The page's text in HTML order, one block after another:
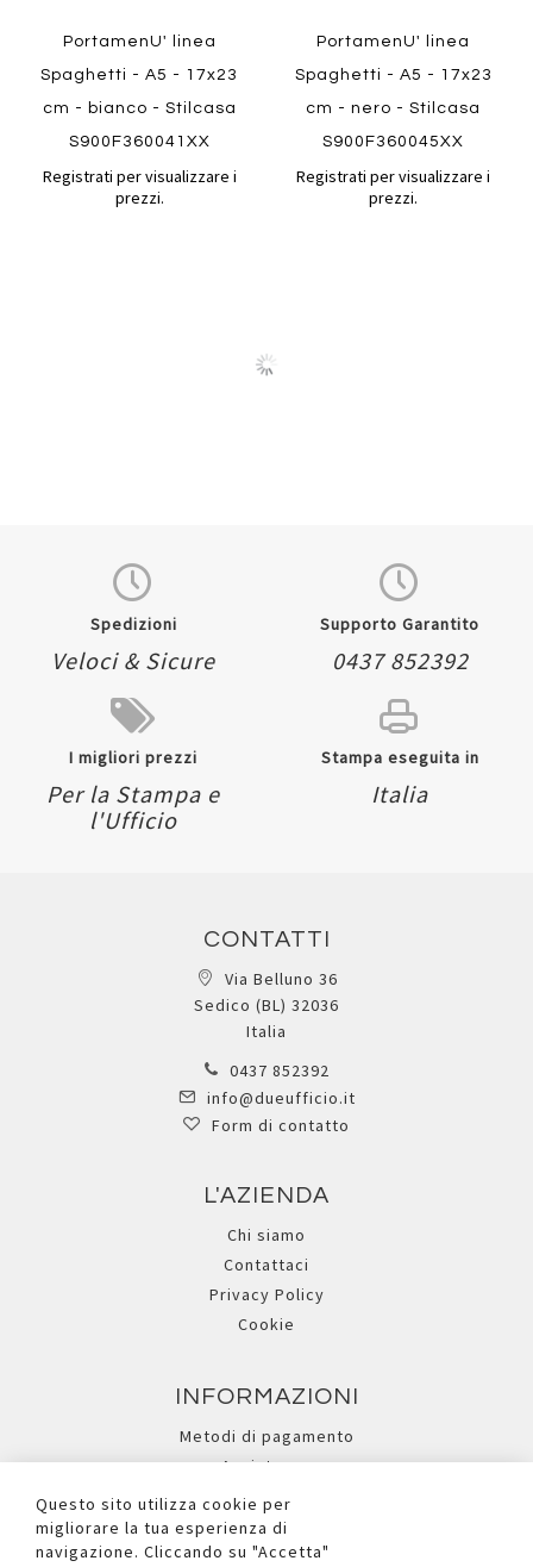
PortamenU' linea
Spaghetti - A5 - 17x23
cm - bianco - Stilcasa
S900F360041XX
Registrati per visualizzare i
prezzi.
PortamenU' linea
Spaghetti - A5 - 17x23
cm - nero - Stilcasa
S900F360045XX
Registrati per visualizzare i
prezzi.
Spedizioni
Veloci & Sicure
Supporto Garantito
0437 852392
I migliori prezzi
Per la Stampa e
l'Ufficio
Stampa eseguita in
Italia
CONTATTI
Via Belluno 36
Sedico (BL) 32036
Italia
0437 852392
info@dueufficio.it
Form di contatto
L'AZIENDA
Chi siamo
Contattaci
Privacy Policy
Cookie
INFORMAZIONI
Metodi di pagamento
Assistenza
Ricerca avanzata
Questo sito utilizza cookie per
migliorare la tua esperienza di
navigazione. Cliccando su "Accetta"